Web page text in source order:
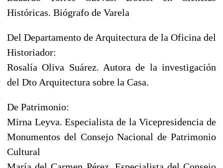
Históricas. Biógrafo de Varela
Del Departamento de Arquitectura de la Oficina del
Historiador:
Rosalía Oliva Suárez. Autora de la investigación
del Dto Arquitectura sobre la Casa.
De Patrimonio:
Mirna Leyva. Especialista de la Vicepresidencia de
Monumentos del Consejo Nacional de Patrimonio
Cultural